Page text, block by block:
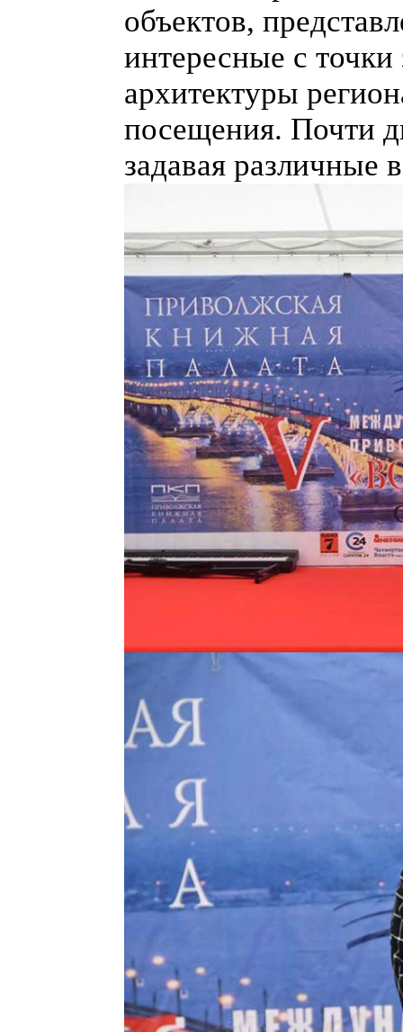
объектов,
интересные с
архитектуры
посещения. Почти
задавая различные